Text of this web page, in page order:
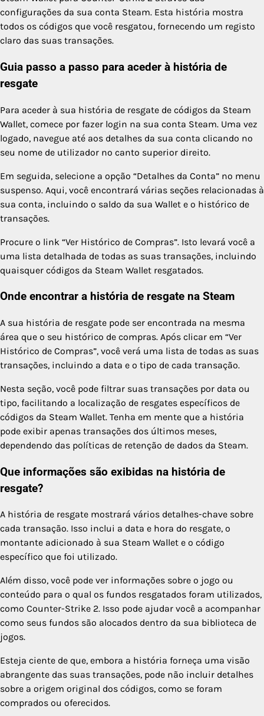
configurações da sua conta Steam. Esta história mostra
todos os códigos que você resgatou, fornecendo um registo
claro das suas transações.
Guia passo a passo para aceder à história de
resgate
Para aceder à sua história de resgate de códigos da Steam
Wallet, comece por fazer login na sua conta Steam. Uma vez
logado, navegue até aos detalhes da sua conta clicando no
seu nome de utilizador no canto superior direito.
Em seguida, selecione a opção “Detalhes da Conta” no menu
suspenso. Aqui, você encontrará várias seções relacionadas à
sua conta, incluindo o saldo da sua Wallet e o histórico de
transações.
Procure o link “Ver Histórico de Compras”. Isto levará você a
uma lista detalhada de todas as suas transações, incluindo
quaisquer códigos da Steam Wallet resgatados.
Onde encontrar a história de resgate na Steam
A sua história de resgate pode ser encontrada na mesma
área que o seu histórico de compras. Após clicar em “Ver
Histórico de Compras”, você verá uma lista de todas as suas
transações, incluindo a data e o tipo de cada transação.
Nesta seção, você pode filtrar suas transações por data ou
tipo, facilitando a localização de resgates específicos de
códigos da Steam Wallet. Tenha em mente que a história
pode exibir apenas transações dos últimos meses,
dependendo das políticas de retenção de dados da Steam.
Que informações são exibidas na história de
resgate?
A história de resgate mostrará vários detalhes-chave sobre
cada transação. Isso inclui a data e hora do resgate, o
montante adicionado à sua Steam Wallet e o código
específico que foi utilizado.
Além disso, você pode ver informações sobre o jogo ou
conteúdo para o qual os fundos resgatados foram utilizados,
como Counter-Strike 2. Isso pode ajudar você a acompanhar
como seus fundos são alocados dentro da sua biblioteca de
jogos.
Esteja ciente de que, embora a história forneça uma visão
abrangente das suas transações, pode não incluir detalhes
sobre a origem original dos códigos, como se foram
comprados ou oferecidos.